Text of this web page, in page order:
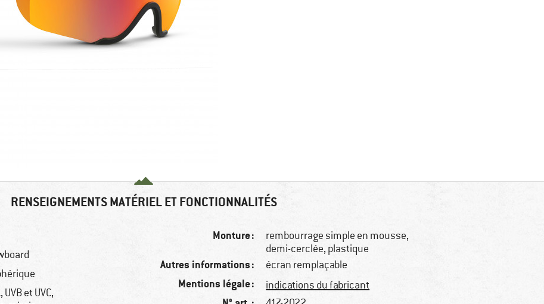
RENSEIGNEMENTS MATÉRIEL ET FONCTIONNALITÉS
et UVC,
Monture :
rembourrage simple en mousse,
demi-cerclée, plastique
Autres informations : écran remplaçable
Mentions légale : indications du fabricant